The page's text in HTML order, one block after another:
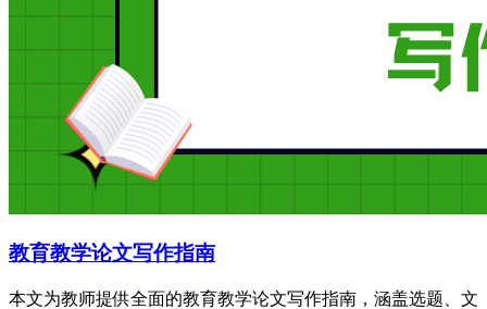
教育教学论文写作指南
本文为教师提供全面的教育教学论文写作指南，涵盖选题、文